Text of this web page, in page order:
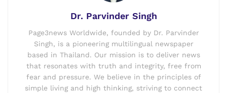
Dr. Parvinder Singh
Page3news Worldwide, founded by Dr. Parvinder
Singh, is a pioneering multilingual newspaper
based in Thailand. Our mission is to deliver news
that resonates with truth and integrity, free from
fear and pressure. We believe in the principles of
simple living and high thinking, striving to connect